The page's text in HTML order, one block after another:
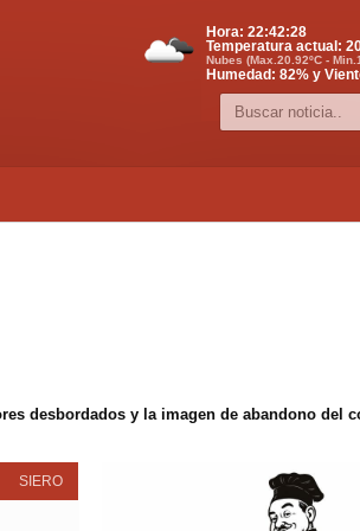
Hora: 22:42:29
Temperatura actual:
Nubes (Max.20.92ºC -
Humedad: 82% y
desbordados y la imagen de abandono del
SIERO